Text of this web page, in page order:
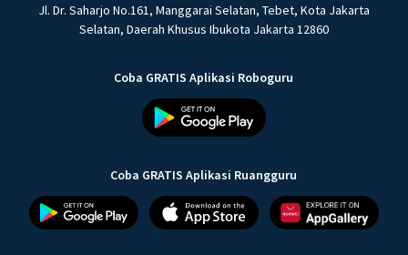
Jl. Dr. Saharjo No.161, Manggarai Selatan, Tebet, Kota Jakarta
Selatan, Daerah Khusus Ibukota Jakarta 12860
Coba GRATIS Aplikasi Roboguru
Coba GRATIS Aplikasi Ruangguru